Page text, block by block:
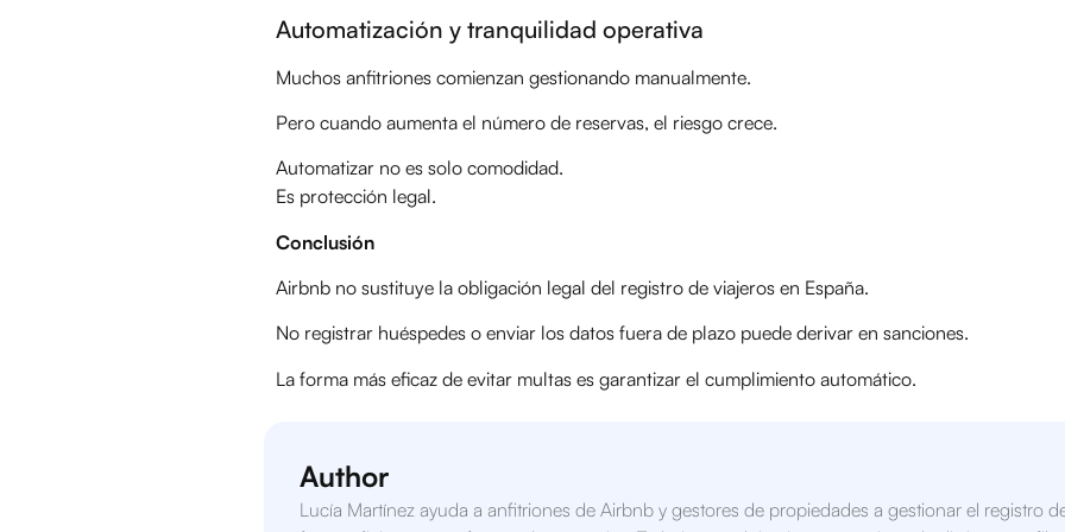
Automatización y tranquilidad operativa
Muchos anfitriones comienzan gestionando manualmente.
Pero cuando aumenta el número de reservas, el riesgo crece.
Automatizar no es solo comodidad.
Es protección legal.
Conclusión
Airbnb no sustituye la obligación legal del registro de viajeros en España.
No registrar huéspedes o enviar los datos fuera de plazo puede derivar en sanciones.
La forma más eficaz de evitar multas es garantizar el cumplimiento automático.
Author
Lucía Martínez ayuda a anfitriones de Airbnb y gestores de propiedades a gestionar el registro